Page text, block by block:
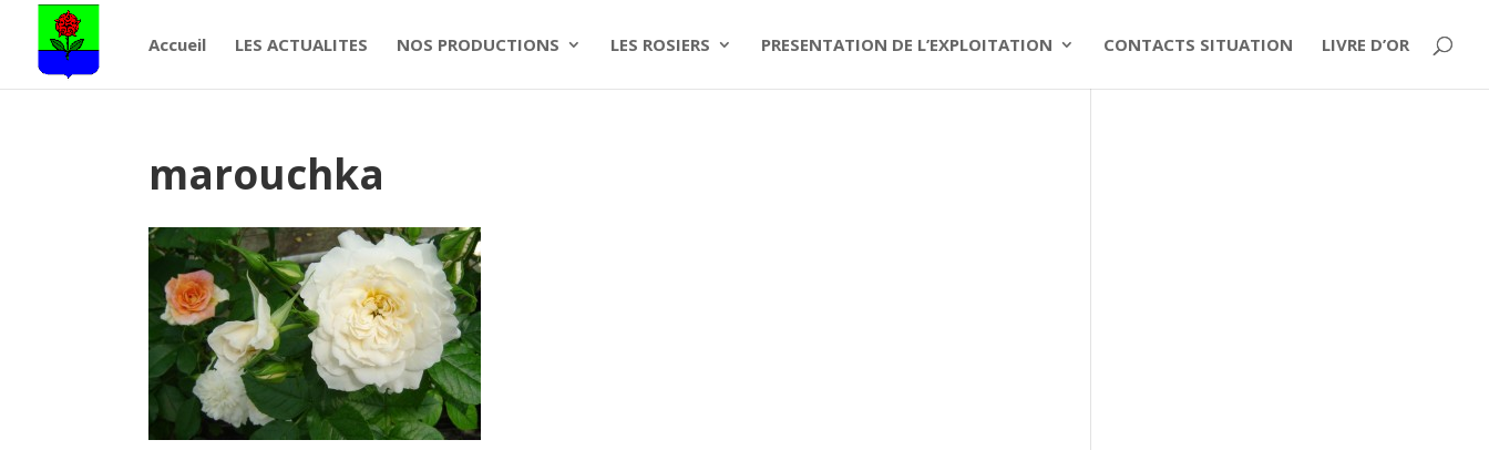
Accueil LES ACTUALITES NOS PRODUCTIONS LES ROSIERS PRESENTATION DE L’EXPLOITATION CONTACTS SITUATION LIVRE D’OR
marouchka